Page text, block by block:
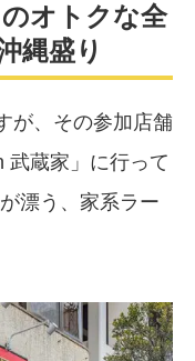
オトクな全
縄盛り
が、その参加店舗
武蔵家」に行って
漂う、家系ラー